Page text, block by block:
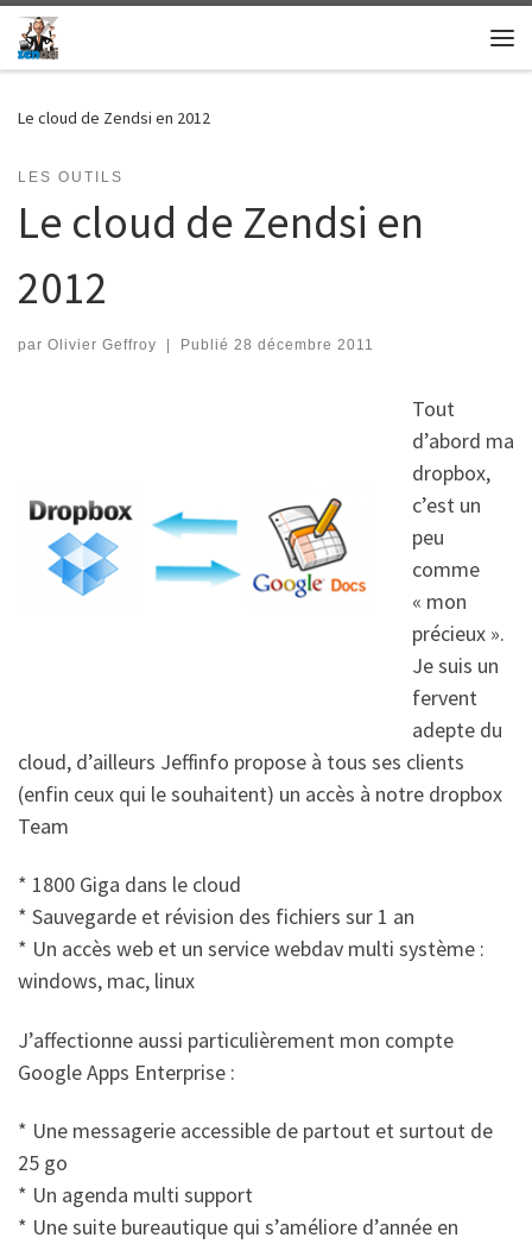
Skip to content
Le cloud de Zendsi en 2012
LES OUTILS
Le cloud de Zendsi en
2012
par Olivier Geffroy | Publié 28 décembre 2011
Tout
d’abord ma
dropbox,
c’est un
peu
comme
« mon
précieux ».
Je suis un
fervent
adepte du
cloud, d’ailleurs Jeffinfo propose à tous ses clients
(enfin ceux qui le souhaitent) un accès à notre dropbox
Team
* 1800 Giga dans le cloud
* Sauvegarde et révision des fichiers sur 1 an
* Un accès web et un service webdav multi système :
windows, mac, linux
J’affectionne aussi particulièrement mon compte
Google Apps Enterprise :
* Une messagerie accessible de partout et surtout de
25 go
* Un agenda multi support
* Une suite bureautique qui s’améliore d’année en